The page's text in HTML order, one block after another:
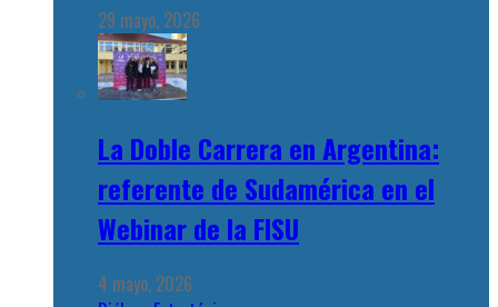
29 mayo, 2026
La Doble Carrera en Argentina:
referente de Sudamérica en el
Webinar de la FISU
4 mayo, 2026